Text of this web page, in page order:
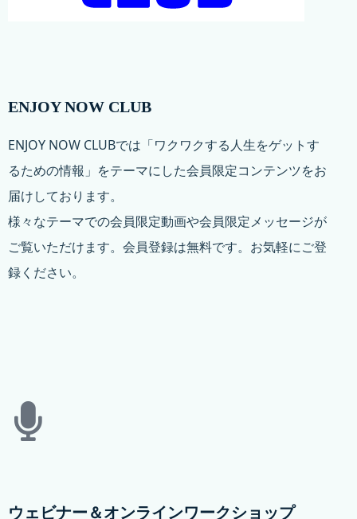
ENJOY NOW CLUB
ENJOY NOW CLUBでは「ワクワクする人生をゲットす
るための情報」をテーマにした会員限定コンテンツをお
届けしております。
様々なテーマでの会員限定動画や会員限定メッセージが
ご覧いただけます。会員登録は無料です。お気軽にご登
録ください。
ウェビナー＆オンラインワークショップ